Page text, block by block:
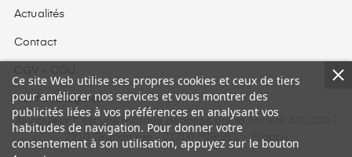
(48 avis)
Actualités
Contact
Mentions légales
Alucouleur™ est une marque déposée par la société APLICO -
2210 Grande rue - 01700 MIRIBEL - France
Ce site Web utilise ses propres cookies et ceux de tiers
pour améliorer nos services et vous montrer des
publicités liées à vos préférences en analysant vos
habitudes de navigation. Pour donner votre
consentement à son utilisation, appuyez sur le bouton